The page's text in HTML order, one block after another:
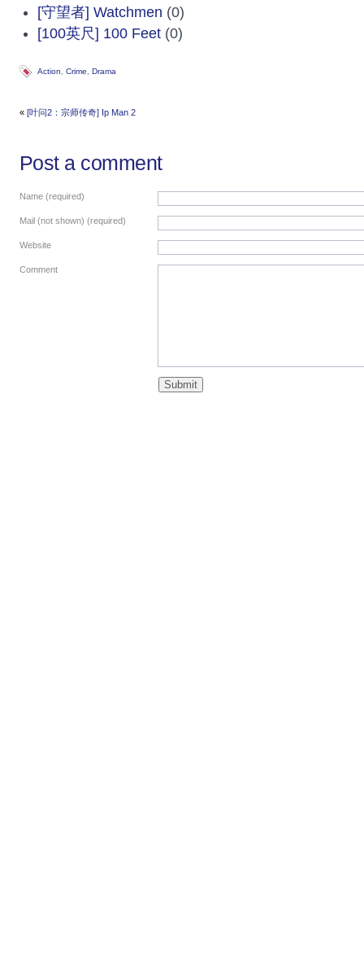
[守望者] Watchmen (0)
[100英尺] 100 Feet (0)
Action Crime Drama
« [叶问2：宗师传奇] Ip Man 2
Post a comment
Name (required)
Mail (not shown) (required)
Website
Comment